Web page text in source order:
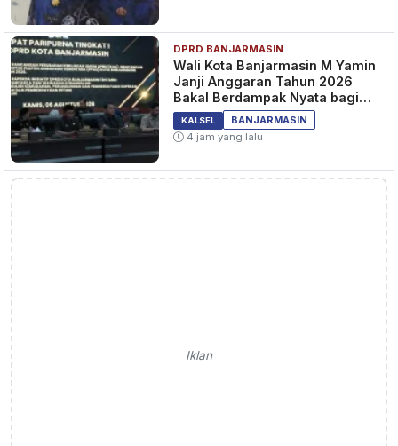
DPRD BANJARMASIN
Wali Kota Banjarmasin M Yamin
Janji Anggaran Tahun 2026
Bakal Berdampak Nyata bagi
Masyarakat&nbsp;
KALSEL
BANJARMASIN
4 jam yang lalu
Iklan